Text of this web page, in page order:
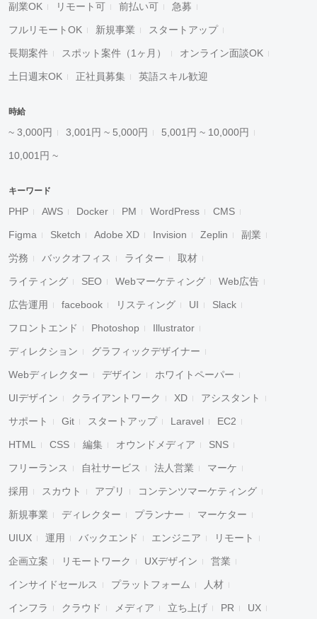
副業OK リモート可 前払い可 急募
フルリモートOK 新規事業 スタートアップ
長期案件 スポット案件（1ヶ月） オンライン面談OK
土日週末OK 正社員募集 英語スキル歓迎
時給
~ 3,000円 3,001円 ~ 5,000円 5,001円 ~ 10,000円
10,001円 ~
キーワード
PHP AWS Docker PM WordPress CMS
Figma Sketch Adobe XD Invision Zeplin 副業
労務 バックオフィス ライター 取材
ライティング SEO Webマーケティング Web広告
広告運用 facebook リスティング UI Slack
フロントエンド Photoshop Illustrator
ディレクション グラフィックデザイナー
Webディレクター デザイン ホワイトペーパー
UIデザイン クライアントワーク XD アシスタント
サポート Git スタートアップ Laravel EC2
HTML CSS 編集 オウンドメディア SNS
フリーランス 自社サービス 法人営業 マーケ
採用 スカウト アプリ コンテンツマーケティング
新規事業 ディレクター プランナー マーケター
UIUX 運用 バックエンド エンジニア リモート
企画立案 リモートワーク UXデザイン 営業
インサイドセールス プラットフォーム 人材
インフラ クラウド メディア 立ち上げ PR UX